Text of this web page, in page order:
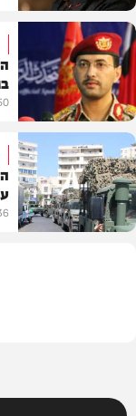
תוכן שיווקי
צבא וביטחון